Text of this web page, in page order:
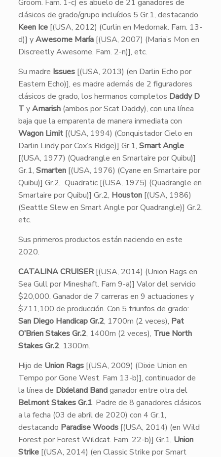
Groom. Fam. 1-c) es abuelo de 21 ganadores de
clásicos de grado/grupo incluídos 5 Gr.1, destacando
Keen Ice[(USA, 2012) (Curlin en Medomak. Fam. 13-
d)] yAwesome María [(USA, 2007) (Maria’s Mon en
Discreetly Awesome. Fam. 2-n)], etc.
Su madre Issues[(USA, 2013) (en Darlin Echo por
Eastern Echo)], es madre además de 2 figuradores
clásicos de grado, los hermanos completos Daddy D
TyAmarish(ambos por Scat Daddy), con una línea
baja que la emparenta de manera inmediata con
Wagon Limit[(USA, 1994) (Conquistador Cielo en
Darlin Lindy por Cox’s Ridge)] Gr.1, Smart Angle
[(USA, 1977) (Quadrangle en Smartaire por Quibu)]
Gr.1, Smarten[(USA, 1976) (Cyane en Smartaire por
Quibu)] Gr.2, Quadratic [(USA, 1975) (Quadrangle en
Smartaire por Quibu)] Gr.2, Houston[(USA, 1986)
(Seattle Slew en Smart Angle por Quadrangle)] Gr.2,
etc.
Sus primeros productos están naciendo en este
2020.
CATALINA CRUISER[(USA, 2014) (Union Rags en
Sea Gull por Mineshaft. Fam 9-a)] Valor del servicio
$20,000. Ganador de 7 carreras en 9 actuaciones y
$711,100 de producción. Con 5 triunfos de grado:
San Diego Handicap Gr.2, 1700m (2 veces), Pat
O’Brien Stakes Gr.2, 1400m (2 veces), True North
Stakes Gr.2, 1300m.
Hijo de Union Rags[(USA, 2009) (Dixie Union en
Tempo por Gone West. Fam 13-b)], continuador de
la línea de Dixieland Bandganadorentre otra del
Belmont Stakes Gr.1. Padre de 8 ganadores clásicos
a la fecha (03 de abril de 2020) con 4 Gr.1,
destacando Paradise Woods[(USA, 2014) (en Wild
Forest por Forest Wildcat. Fam. 22-b)] Gr.1, Union
Strike[(USA, 2014) (en Classic Strike por Smart